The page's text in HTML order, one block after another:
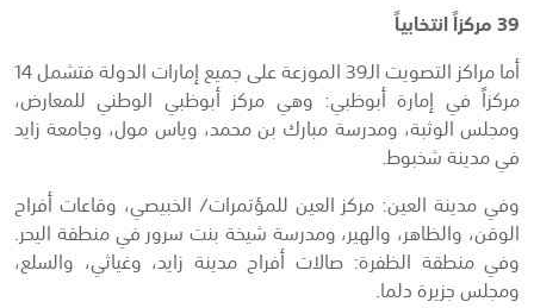
39 مركزاً انتخابياً
أما مراكز التصويت الـ39 الموزعة على جميع إمارات الدولة فتشمل 14
مركزاً في إمارة أبوظبي: وهي مركز أبوظبي الوطني للمعارض،
ومجلس الوثبة، ومدرسة مبارك بن محمد، وياس مول، وجامعة زايد
في مدينة شخبوط.
وفي مدينة العين: مركز العين للمؤتمرات/‏ الخبيصي، وقاعات أفراح
الوقن، والظاهر، والهير، ومدرسة شيخة بنت سرور في منطقة اليحر.
وفي منطقة الظفرة: صالات أفراح مدينة زايد، وغياثي، والسلع،
ومجلس جزيرة دلما.